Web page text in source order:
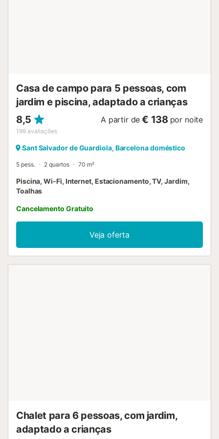
Casa de campo para 5 pessoas, com
jardim e piscina, adaptado a crianças
8,5
199 avaliações
A partir de € 138 por noite
Sant Salvador de Guardiola, Barcelona doméstico
5 pess. 2 quartos 70 m²
Piscina, Wi-Fi, Internet, Estacionamento, TV, Jardim,
Toalhas
Cancelamento Gratuito
Veja oferta
Chalet para 6 pessoas, com jardim,
adaptado a crianças